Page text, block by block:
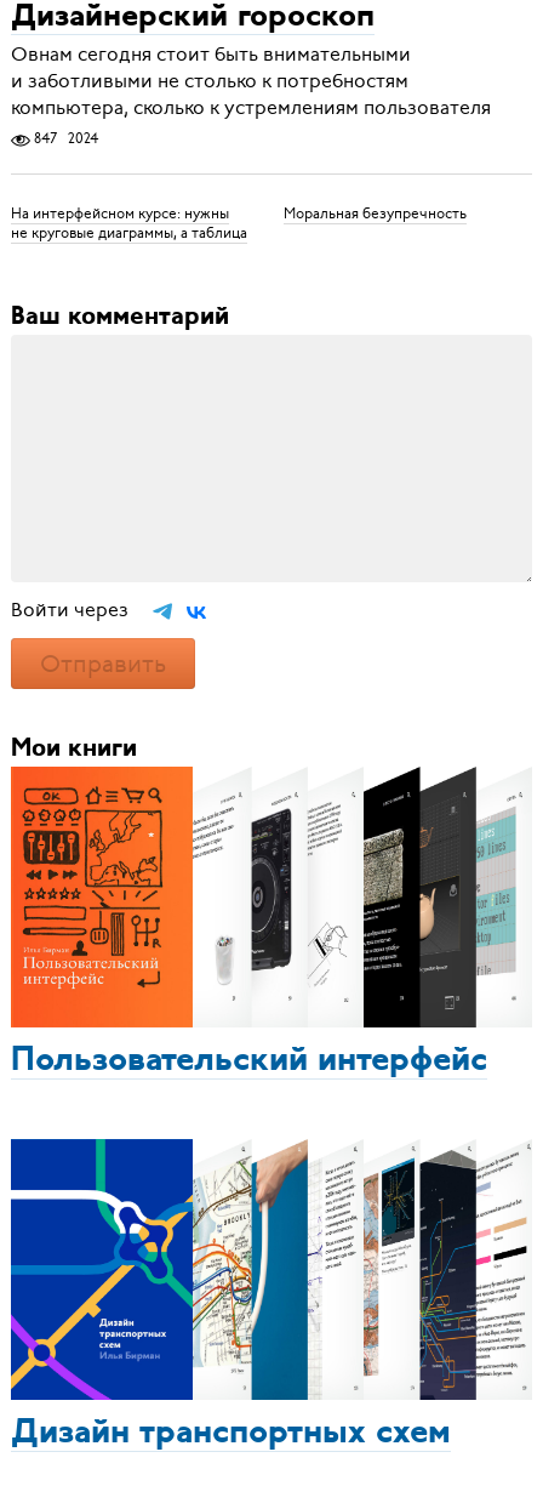
Дизайнерский гороскоп
Овнам сегодня стоит быть внимательными
и заботливыми не столько к потребностям
компьютера, сколько к устремлениям пользователя
847 2024
На интерфейсном курсе: нужны
не круговые диаграммы, а таблица
Моральная безупречность
Ваш комментарий
Войти через
Отправить
Мои книги
Пользовательский интерфейс
Дизайн транспортных схем